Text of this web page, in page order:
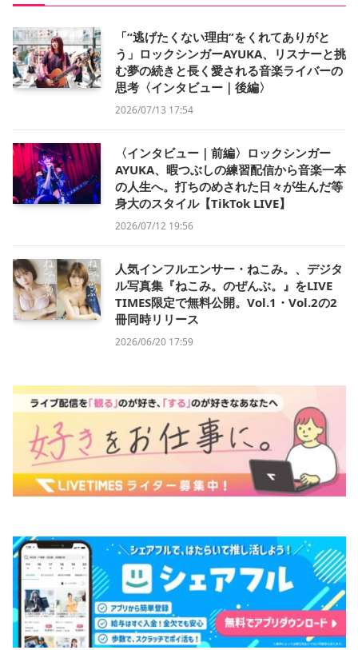
「“逃げたくない理由”をくれてありがと
う」ロックシンガーAYUKA、リスナーと挑
む夢の続きと長く愛される音楽ライバーの
思考〈インタビュー｜後編〉
2026/07/13 17:54
〈インタビュー｜前編〉ロックシンガー
AYUKA、暇つぶしの練習配信から音楽一本
の人生へ。打ちのめされた日々が生んだ等
身大のスタイル【TikTok LIVE】
2026/07/12 19:56
人気インフルエンサー・ねこみ。、デジタ
ル写真集『ねこみ。のぜんぶ。』をLIVE
TIMES限定で無料公開。Vol.1・Vol.2の2
冊同時リリース
2026/06/20 17:59